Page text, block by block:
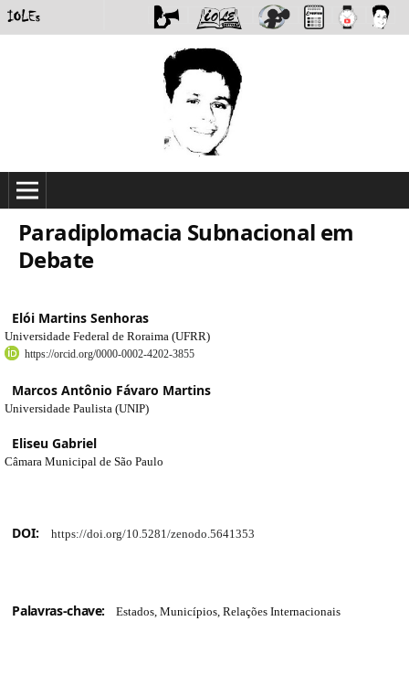
Paradiplomacia Subnacional em
Debate
Elói Martins Senhoras
Universidade Federal de Roraima (UFRR)
https://orcid.org/0000-0002-4202-3855
Marcos Antônio Fávaro Martins
Universidade Paulista (UNIP)
Eliseu Gabriel
Câmara Municipal de São Paulo
DOI: https://doi.org/10.5281/zenodo.5641353
Palavras-chave: Estados, Municípios, Relações Internacionais